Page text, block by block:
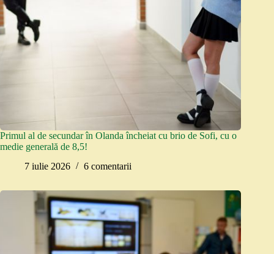
Primul al de secundar în Olanda încheiat cu brio de Sofi, cu o
medie generală de 8,5!
7 iulie 2026
6 comentarii